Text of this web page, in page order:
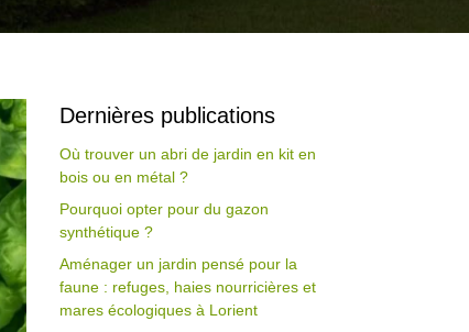
Dernières publications
Où trouver un abri de jardin en kit en
bois ou en métal ?
Pourquoi opter pour du gazon
synthétique ?
Aménager un jardin pensé pour la
faune : refuges, haies nourricières et
mares écologiques à Lorient